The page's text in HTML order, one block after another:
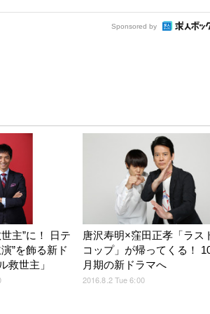
Sponsored by
主”に！ 日テ
”を飾る新ド
救世主」
唐沢寿明×窪田正孝「ラス
コップ」が帰ってくる！
月期の新ドラマへ
2016.8.2 Tue 6:00